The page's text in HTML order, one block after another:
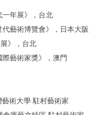
一年展》，台北
藝術博覽會》，日本大阪
》，台北
藝術家獎》，澳門
術大學 駐村藝術家